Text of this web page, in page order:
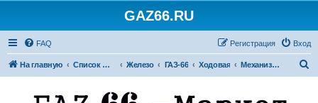
GAZ66.RU
FAQ Вход
Регистрация
На главную Список форумов Железо ГАЗ-66 Ходовая Механизмы управления